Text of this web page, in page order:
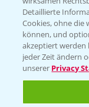
T.+49
KONTAKT
Detaillierte
Cookies, ohne die
können, und
akzeptiert werden
jeder Zeit ändern
unserer Privacy